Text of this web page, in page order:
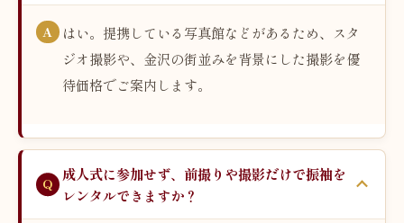
はい。提携している写真館などがあるため、スタ
ジオ撮影や、金沢の街並みを背景にした撮影を優
待価格でご案内します。
成人式に参加せず、前撮りや撮影だけで振袖を
レンタルできますか？